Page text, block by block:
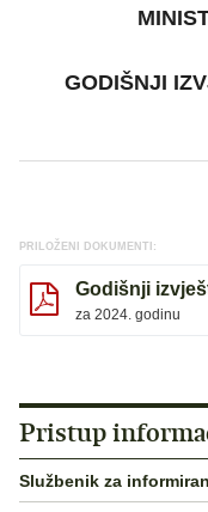
GODIŠNJI
PRILOŽENI DOKUMENTI:
Godišnji
za 2024. godinu
Pristup
Službenik za